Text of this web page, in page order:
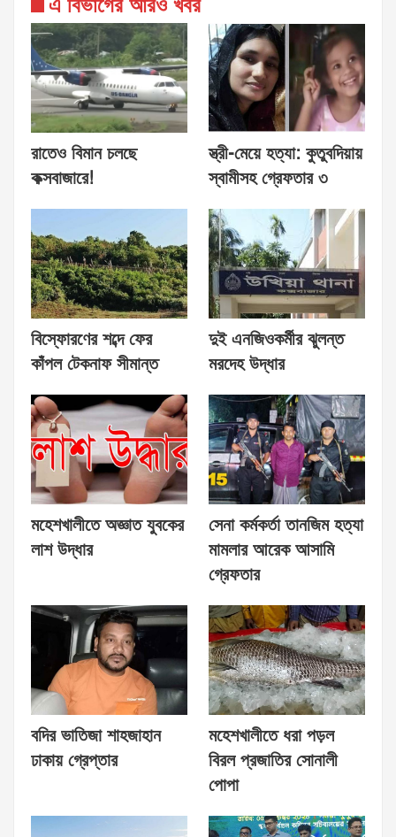
এ বিভাগের আরও খবর
রাতেও বিমান চলছে
কক্সবাজারে!
স্ত্রী-মেয়ে হত্যা: কুতুবদিয়ায়
স্বামীসহ গ্রেফতার ৩
বিস্ফোরণের শব্দে ফের
কাঁপল টেকনাফ সীমান্ত
দুই এনজিওকর্মীর ঝুলন্ত
মরদেহ উদ্ধার
মহেশখালীতে অজ্ঞাত যুবকের
লাশ উদ্ধার
সেনা কর্মকর্তা তানজিম হত্যা
মামলার আরেক আসামি
গ্রেফতার
বদির ভাতিজা শাহজাহান
ঢাকায় গ্রেপ্তার
মহেশখালীতে ধরা পড়ল
বিরল প্রজাতির সোনালী
পোপা